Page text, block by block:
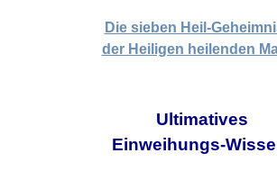
Die sieben Heil-
der Heiligen heilenden
Ultimatives
Einweihungs-